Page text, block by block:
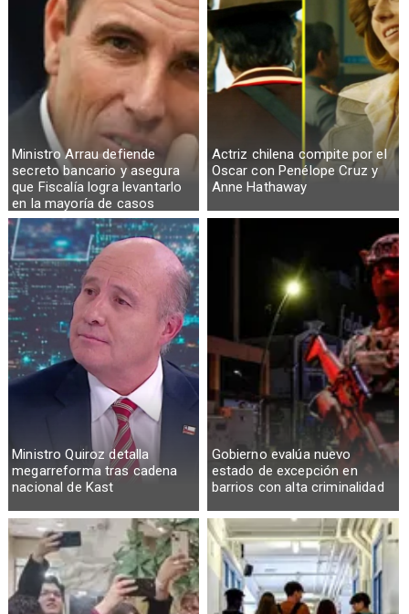
Ministro Arrau defiende
secreto bancario y asegura
que Fiscalía logra levantarlo
en la mayoría de casos
Actriz chilena compite por el
Oscar con Penélope Cruz y
Anne Hathaway
Ministro Quiroz detalla
megarreforma tras cadena
nacional de Kast
Gobierno evalúa nuevo
estado de excepción en
barrios con alta criminalidad